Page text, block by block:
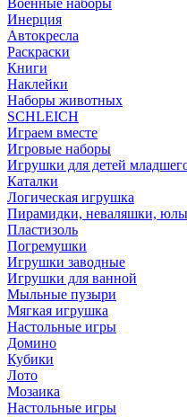
Военные наборы
Инерция
Автокресла
Раскраски
Книги
Наклейки
Наборы животных
SCHLEICH
Играем вместе
Игровые наборы
Игрушки для детей младшего
Каталки
Логическая игрушка
Пирамидки, неваляшки, юлы
Пластизоль
Погремушки
Игрушки заводные
Игрушки для ванной
Мыльные пузыри
Мягкая игрушка
Настольные игры
Домино
Кубики
Лото
Мозаика
Настольные игры